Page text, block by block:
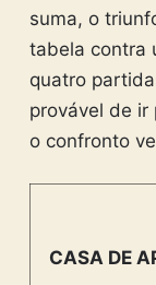
suma, o
tabela contra
quatro
provável de ir
o confronto
CASA DE